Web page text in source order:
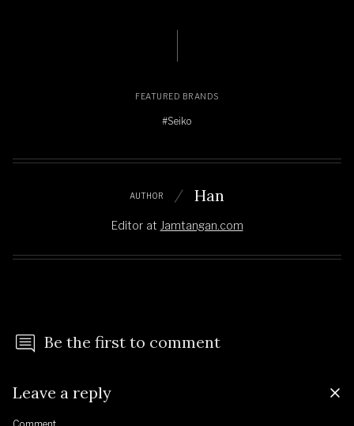
FEATURED BRANDS
#Seiko
AUTHOR Han
Editor at Jamtangan.com
Be the first to comment
Leave a reply